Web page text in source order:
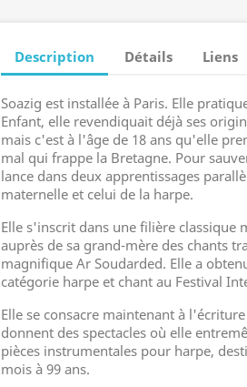
Description Détails Liens
Soazig est installée à Paris. Elle
Enfant, elle revendiquait déjà ses
mais c'est à l'âge de 18 ans qu'elle
mal qui frappe la Bretagne. Pour
lance dans deux apprentissages
maternelle et celui de la harpe.
Elle s'inscrit dans une filière classique
auprès de sa grand-mère des chants
magnifique Ar Soudarded. Elle a
catégorie harpe et chant au Festival
Elle se consacre maintenant à
donnent des spectacles où elle
pièces instrumentales pour harpe,
mois à 99 ans.